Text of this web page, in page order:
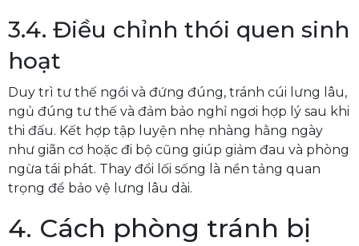
3.4. Điều chỉnh thói quen sinh
hoạt
Duy trì tư thế ngồi và đứng đúng, tránh cúi lưng lâu,
ngủ đúng tư thế và đảm bảo nghỉ ngơi hợp lý sau khi
thi đấu. Kết hợp tập luyện nhẹ nhàng hằng ngày
như giãn cơ hoặc đi bộ cũng giúp giảm đau và phòng
ngừa tái phát. Thay đổi lối sống là nền tảng quan
trọng để bảo vệ lưng lâu dài.
4. Cách phòng tránh bị